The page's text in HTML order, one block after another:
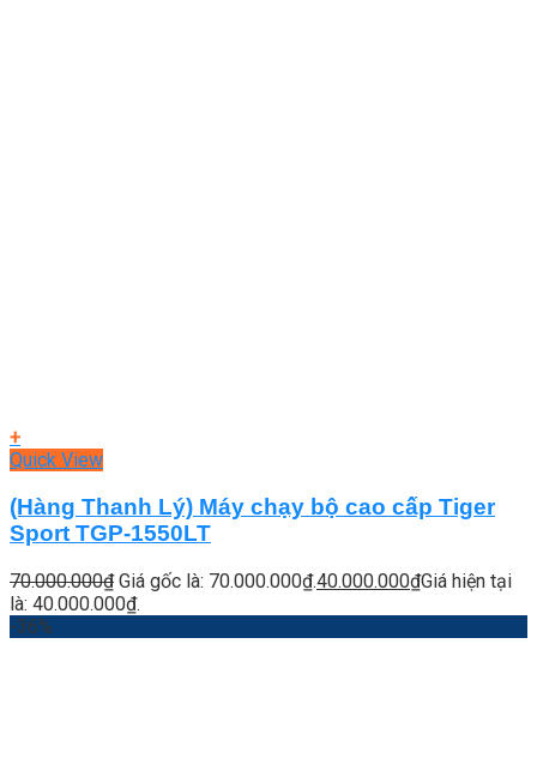
+
Quick View
(Hàng Thanh Lý) Máy chạy bộ cao cấp Tiger
Sport TGP-1550LT
70.000.000₫ Giá gốc là: 70.000.000₫.40.000.000₫Giá hiện tại
là: 40.000.000₫.
-36%